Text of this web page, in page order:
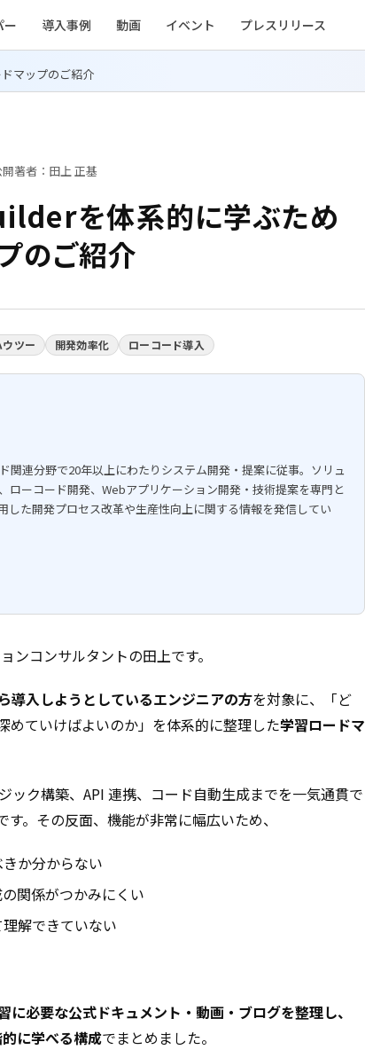
ー 導入事例 動画 イベント プレスリリース
マップのご紹介
著者：田上 正基
を体系的に学ぶため
のご紹介
ツー 開発効率化 ローコード導入
関連分野で20年以上にわたりシステム開発・提案に従事。ソリュ
ローコード開発、Webアプリケーション開発・技術提案を専門と
した開発プロセス改革や生産性向上に関する情報を発信してい
ンコンサルタントの田上です。
入しようとしているエンジニアの方を対象に、「ど
めていけばよいのか」を体系的に整理した学習ロードマ
ク構築、API 連携、コード自動生成までを一気通貫で
。その反面、機能が非常に幅広いため、
か分からない
関係がつかみにくい
解できていない
必要な公式ドキュメント・動画・ブログを整理し、
に学べる構成でまとめました。